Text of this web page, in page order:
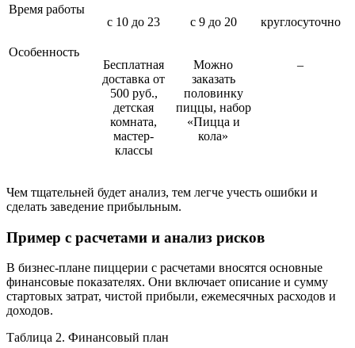
Время работы
с 10 до 23
с 9 до 20 круглосуточно
Особенность
Бесплатная
доставка от
500 руб.,
детская
комната,
мастер-
классы
Можно
заказать
половинку
пиццы, набор
«Пицца и
кола»
–
Чем тщательней будет анализ, тем легче учесть ошибки и
сделать заведение прибыльным.
Пример с расчетами и анализ рисков
В бизнес-плане пиццерии с расчетами вносятся основные
финансовые показателях. Они включает описание и сумму
стартовых затрат, чистой прибыли, ежемесячных расходов и
доходов.
Таблица 2. Финансовый план